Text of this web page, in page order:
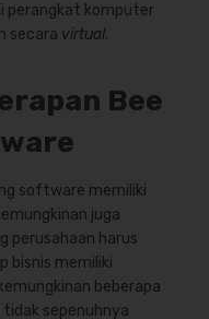
perangkat komputer
secara virtual.
Bee
software memiliki
juga
perusahaan harus
bisnis memiliki
beberapa
sepenuhnya